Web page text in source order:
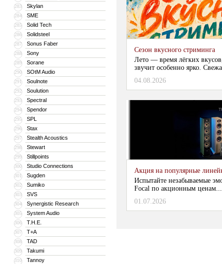
283 Skylan
284 SME
285 Solid Tech
286 Solidsteel
287 Sonus Faber
288 Sony
289 Sorane
290 SOtM Audio
291 Soulnote
292 Soulution
293 Spectral
294 Spendor
295 SPL
296 Stax
297 Stealth Acoustics
298 Stewart
299 Stillpoints
300 Studio Connections
301 Sugden
302 Sumiko
303 SVS
304 Synergistic Research
305 System Audio
306 T.H.E.
307 T+A
308 TAD
309 Takumi
310 Tannoy
Сезон вкусного стриминга
Лето — время лёгких
звучит особенно ярко.
04.08.2026
Акция на популярные
Испытайте незабываемые
Focal по акционным
01.07.2026